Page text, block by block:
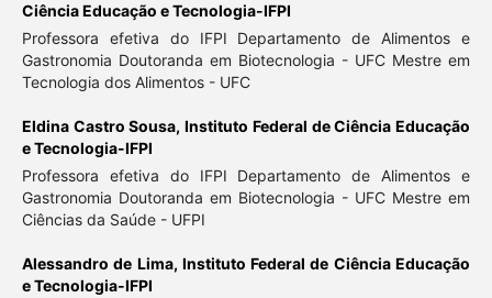
Ciência Educação e Tecnologia-IFPI
Professora efetiva do IFPI Departamento de Alimentos e
Gastronomia Doutoranda em Biotecnologia - UFC Mestre em
Tecnologia dos Alimentos - UFC
Eldina Castro Sousa,Instituto Federal de Ciência Educação
e Tecnologia-IFPI
Professora efetiva do IFPI Departamento de Alimentos e
Gastronomia Doutoranda em Biotecnologia - UFC Mestre em
Ciências da Saúde - UFPI
Alessandro de Lima, Instituto Federal de Ciência Educação
e Tecnologia-IFPI